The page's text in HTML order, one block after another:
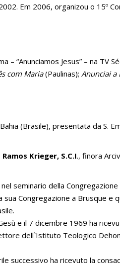
Em 2006, organizou o 15º
“Anunciamos Jesus” – na TV
com Maria(Paulinas); Anunciai a
(Brasile), presentata da S.
Krieger, S.C.I., finora
seminario della Congregazione
Congregazione a Brusque e
e il 7 dicembre 1969 ha
dell`Istituto Teologico
successivo ha ricevuto la